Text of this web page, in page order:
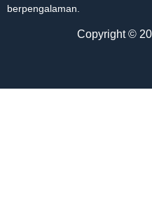
berpengalaman.
Copyright ©